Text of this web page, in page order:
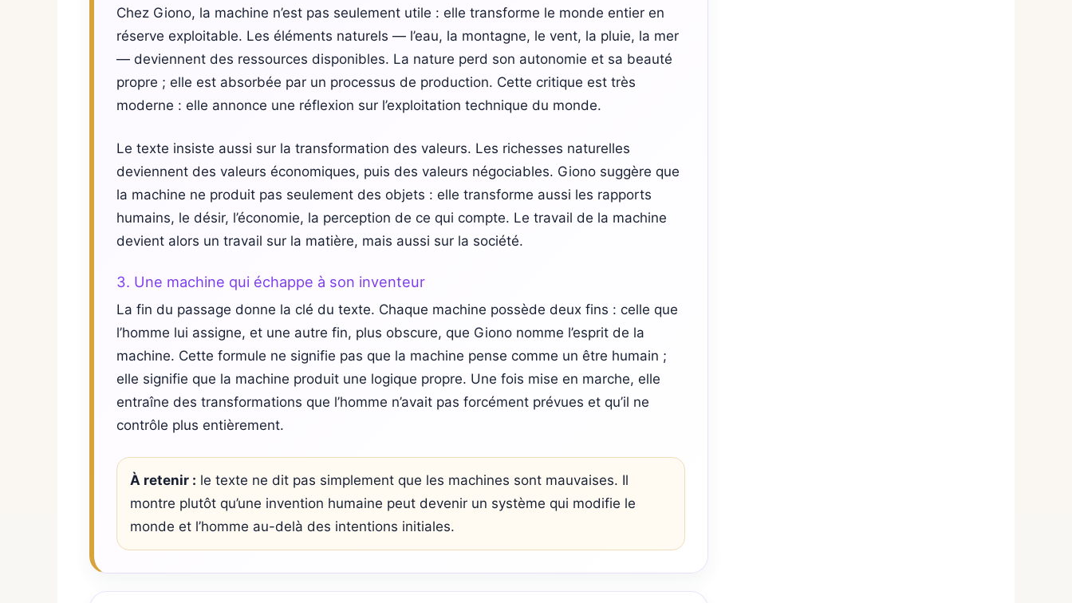
Chez Giono, la machine n’est pas seulement utile : elle transforme le monde entier en
réserve exploitable. Les éléments naturels — l’eau, la montagne, le vent, la pluie, la mer
— deviennent des ressources disponibles. La nature perd son autonomie et sa beauté
propre ; elle est absorbée par un processus de production. Cette critique est très
moderne : elle annonce une réflexion sur l’exploitation technique du monde.
Le texte insiste aussi sur la transformation des valeurs. Les richesses naturelles
deviennent des valeurs économiques, puis des valeurs négociables. Giono suggère que
la machine ne produit pas seulement des objets : elle transforme aussi les rapports
humains, le désir, l’économie, la perception de ce qui compte. Le travail de la machine
devient alors un travail sur la matière, mais aussi sur la société.
3. Une machine qui échappe à son inventeur
La fin du passage donne la clé du texte. Chaque machine possède deux fins : celle que
l’homme lui assigne, et une autre fin, plus obscure, que Giono nomme l’esprit de la
machine. Cette formule ne signifie pas que la machine pense comme un être humain ;
elle signifie que la machine produit une logique propre. Une fois mise en marche, elle
entraîne des transformations que l’homme n’avait pas forcément prévues et qu’il ne
contrôle plus entièrement.
À retenir : le texte ne dit pas simplement que les machines sont mauvaises. Il
montre plutôt qu’une invention humaine peut devenir un système qui modifie le
monde et l’homme au-delà des intentions initiales.